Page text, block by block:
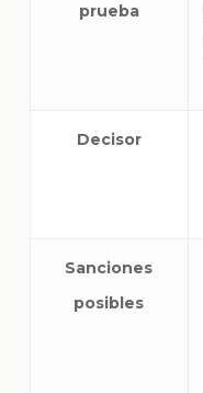
prueba
Decisor
Sanciones
posibles